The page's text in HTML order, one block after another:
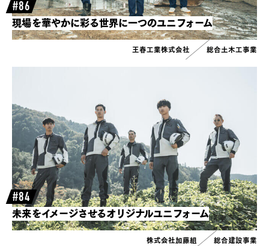
#86
現場を華やかに彩る世界に一つのユニフォーム
王春工業株式会社 総合土木工事業
#84
未来をイメージさせるオリジナルユニフォーム
株式会社加藤組 総合建設事業